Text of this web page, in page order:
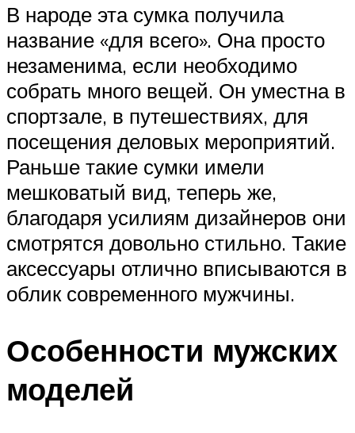
В народе эта сумка получила
название «для всего». Она просто
незаменима, если необходимо
собрать много вещей. Он уместна в
спортзале, в путешествиях, для
посещения деловых мероприятий.
Раньше такие сумки имели
мешковатый вид, теперь же,
благодаря усилиям дизайнеров они
смотрятся довольно стильно. Такие
аксессуары отлично вписываются в
облик современного мужчины.
Особенности мужских
моделей